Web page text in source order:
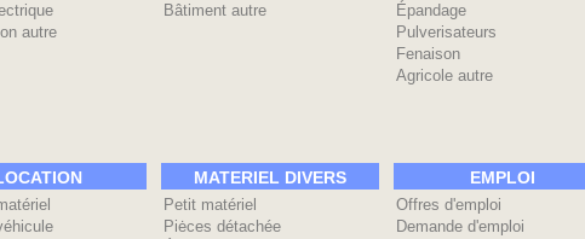
autre
Bâtiment autre
Épandage
Pulverisateurs
Fenaison
Agricole autre
MATERIEL DIVERS
Petit matériel
Piėces détachée
EMPLOI
Offres d'emploi
Demande d'emploi